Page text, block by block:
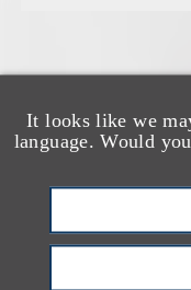
It looks like we
language. Would
华盛顿特区